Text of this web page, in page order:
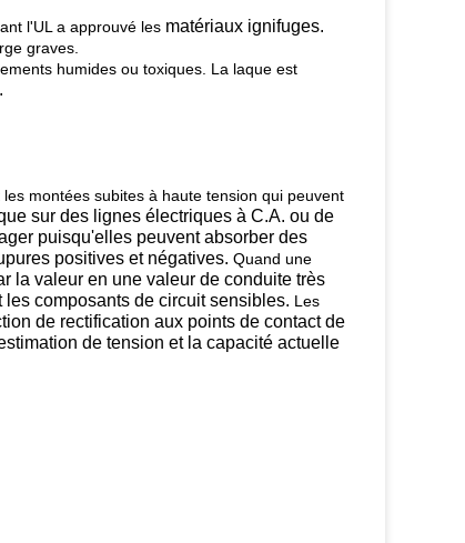
l'UL a approuvé les matériaux ignifuges.
graves.
humides ou toxiques. La laque est
montées subites à haute tension qui peuvent
sur des lignes électriques à C.A. ou de
puisqu'elles peuvent absorber des
positives etnégatives. Quand une
la valeur en une valeur de conduite très
les composants de circuit sensibles. Les
de rectification aux points de contact de
de tension et la capacité actuelle